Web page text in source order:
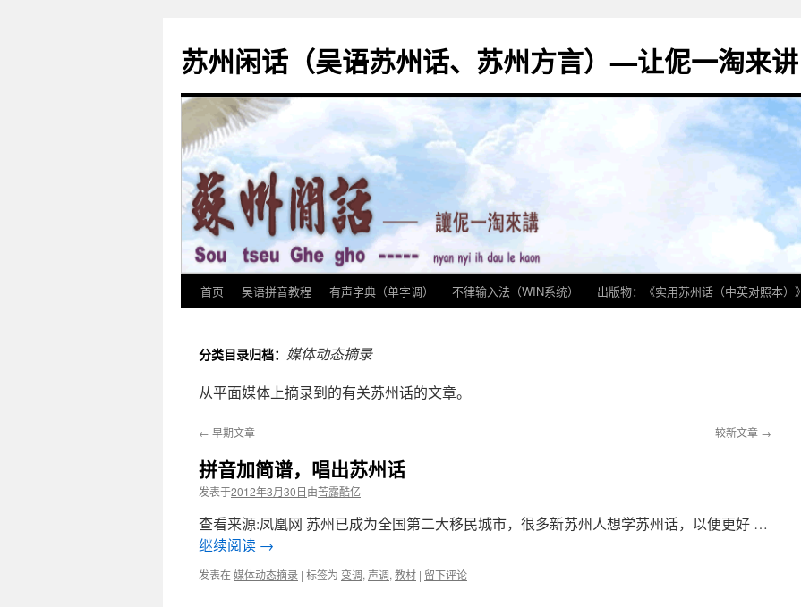
苏州闲话（吴语苏州话、苏州方言）—让伲一淘来讲
正
首页 吴语拼音教程 有声字典（单字调） 不律输入法（WIN系统） 出版物：《实用苏州话（中英对照本）》
分类目录归档： 媒体动态摘录
从平面媒体上摘录到的有关苏州话的文章。
← 早期文章 较新文章 →
拼音加简谱，唱出苏州话
发表于2012年3月30日由苦露酷亿
查看来源:凤凰网 苏州已成为全国第二大移民城市，很多新苏州人想学苏州话，以便更好 …
继续阅读 →
发表在媒体动态摘录 | 标签为 变调, 声调, 教材 | 留下评论